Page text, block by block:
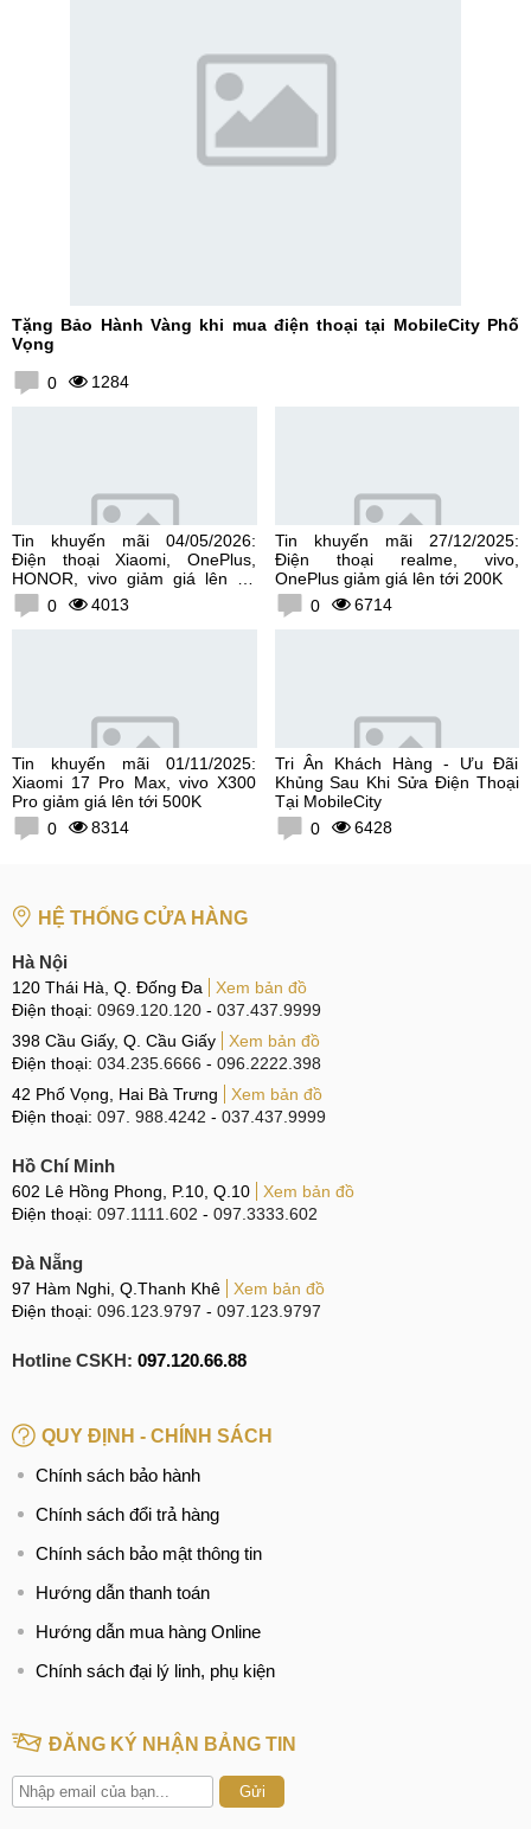
Tặng Bảo Hành Vàng khi mua điện thoại tại MobileCity Phố
Vọng
0 1284
Tin khuyến mãi 04/05/2026:
Điện thoại Xiaomi, OnePlus,
HONOR, vivo giảm giá lên tới
300K0 4013
Tin khuyến mãi 27/12/2025:
Điện thoại realme, vivo,
OnePlus giảm giá lên tới 200K
0
6714
Tin khuyến mãi 01/11/2025:
Xiaomi 17 Pro Max, vivo X300
Pro giảm giá lên tới 500K
0
8314
Tri Ân Khách Hàng - Ưu Đãi
Khủng Sau Khi Sửa Điện Thoại
Tại MobileCity
0
6428
HỆ THỐNG CỬA HÀNG
Hà Nội
120 Thái Hà, Q. Đống Đa
Xem bản đồ
Điện thoại: 0969.120.120 - 037.437.9999
398 Cầu Giấy, Q. Cầu Giấy
Xem bản đồ
Điện thoại: 034.235.6666 - 096.2222.398
42 Phố Vọng, Hai Bà Trưng
Xem bản đồ
Điện thoại: 097. 988.4242 - 037.437.9999
Hồ Chí Minh
602 Lê Hồng Phong, P.10, Q.10
Xem bản đồ
Điện thoại: 097.1111.602 - 097.3333.602
Đà Nẵng
97 Hàm Nghi, Q.Thanh Khê
Xem bản đồ
Điện thoại: 096.123.9797 - 097.123.9797
Hotline CSKH: 097.120.66.88
QUY ĐỊNH - CHÍNH SÁCH
Chính sách bảo hành
Chính sách đổi trả hàng
Chính sách bảo mật thông tin
Hướng dẫn thanh toán
Hướng dẫn mua hàng Online
Chính sách đại lý linh, phụ kiện
ĐĂNG KÝ NHẬN BẢNG TIN
Gửi